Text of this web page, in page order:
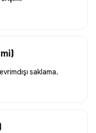
saklama.